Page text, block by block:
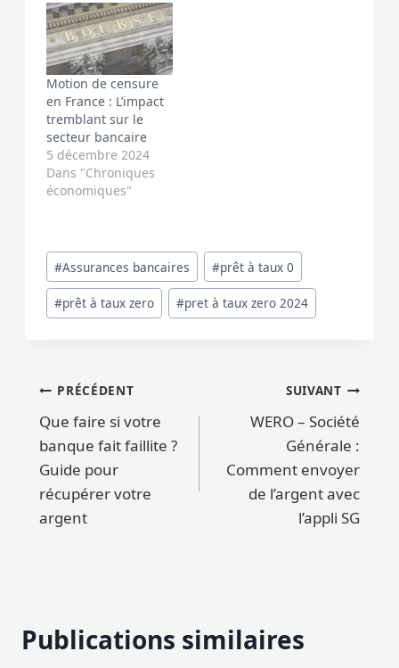
Motion de censure
en France : L’impact
tremblant sur le
secteur bancaire
5 décembre 2024
Dans "Chroniques
économiques"
Étiquettes
de
la
#Assurances bancaires #prêt à taux 0
#prêt à taux zero #pret à taux zero 2024
Navigation
de
l’article
PRÉCÉDENT
Que faire si votre
banque fait faillite ?
Guide pour
récupérer votre
argent
SUIVANT
WERO – Société
Générale :
Comment envoyer
de l’argent avec
l’appli SG
Publications similaires